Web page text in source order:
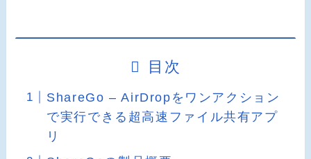
目次
ShareGo – AirDropをワンアクション
で実行できる超高速ファイル共有アプ
リ